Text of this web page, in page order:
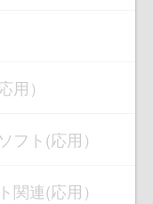
用）
フト(応用）
関連(応用）